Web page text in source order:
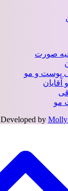
صورت
پوست و مو
آقایان
مو
Developed by Molly